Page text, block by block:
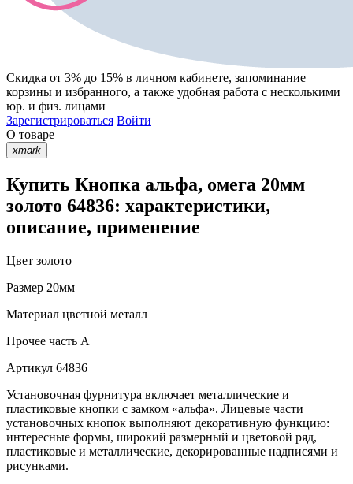
Скидка от 3% до 15% в личном кабинете, запоминание
корзины и избранного, а также удобная работа с несколькими
юр. и физ. лицами
Зарегистрироваться Войти
О товаре
xmark
Купить Кнопка альфа, омега 20мм
золото 64836: характеристики,
описание, применение
Цвет золото
Размер 20мм
Материал цветной металл
Прочее часть A
Артикул 64836
Установочная фурнитура включает металлические и
пластиковые кнопки с замком «альфа». Лицевые части
установочных кнопок выполняют декоративную функцию:
интересные формы, широкий размерный и цветовой ряд,
пластиковые и металлические, декорированные надписями и
рисунками.